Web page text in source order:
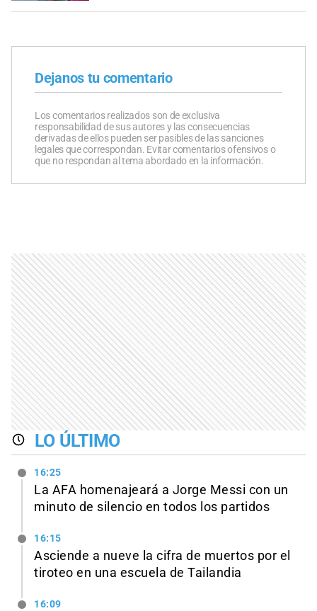
Dejanos tu comentario
Los comentarios realizados son de exclusiva
responsabilidad de sus autores y las consecuencias
derivadas de ellos pueden ser pasibles de las sanciones
legales que correspondan. Evitar comentarios ofensivos o
que no respondan al tema abordado en la información.
LO ÚLTIMO
16:25
La AFA homenajeará a Jorge Messi con un
minuto de silencio en todos los partidos
16:15
Asciende a nueve la cifra de muertos por el
tiroteo en una escuela de Tailandia
16:09